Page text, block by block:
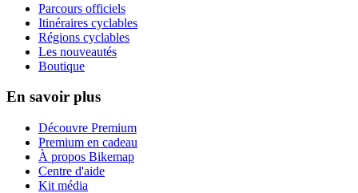
Parcours officiels
Itinéraires cyclables
Régions cyclables
Les nouveautés
Boutique
En savoir plus
Découvre Premium
Premium en cadeau
À propos Bikemap
Centre d'aide
Kit média